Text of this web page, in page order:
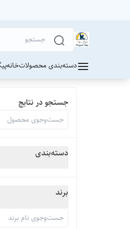
دسته‌بندی محصولاتخانه
جستجو در نتایج
دسته‌بندی
برند